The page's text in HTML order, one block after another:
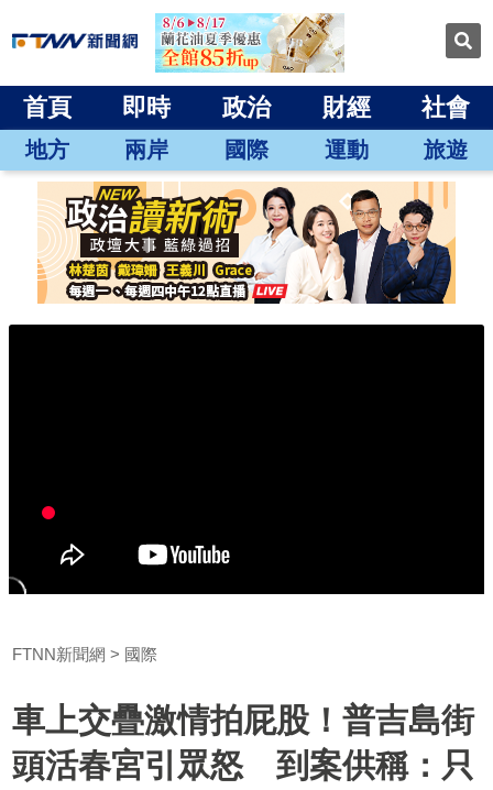
首頁 即時 政治 財經 社會
地方 兩岸 國際 運動 旅遊
FTNN新聞網 國際
車上交疊激情拍屁股！普吉島街
頭活春宮引眾怒 到案供稱：只